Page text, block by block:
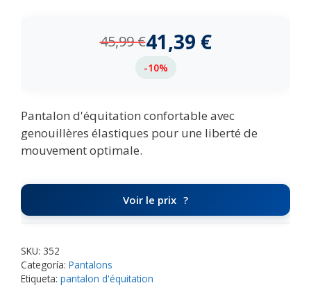
45,99€41,39 €
-10%
Pantalon d'équitation confortable avec
genouillères élastiques pour une liberté de
mouvement optimale.
Voir le prix
SKU: 352
Categoría: Pantalons
Etiqueta: pantalon d'équitation